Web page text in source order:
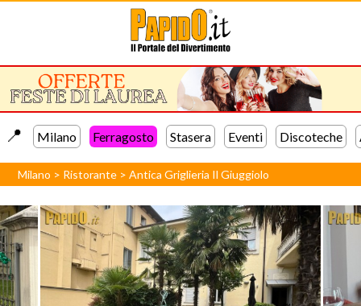
📍️ Milano Ferragosto Stasera Eventi Discoteche
Milano > Ristorante >Antica Griglieria Il Giuggiolo